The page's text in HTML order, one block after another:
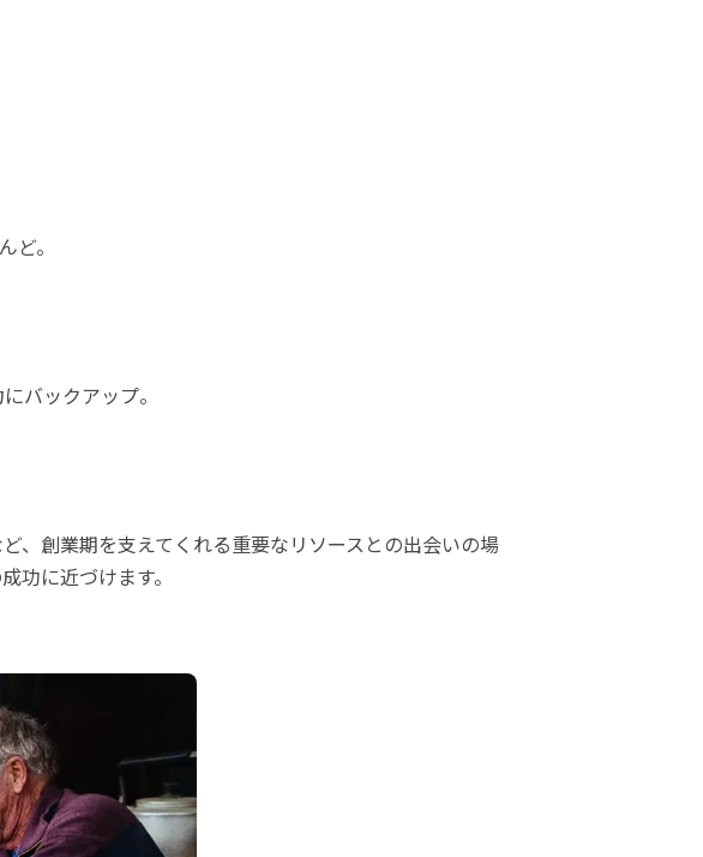
ど。
バックアップ。
、創業期を支えてくれる重要なリソースとの出会いの場
功に近づけます。